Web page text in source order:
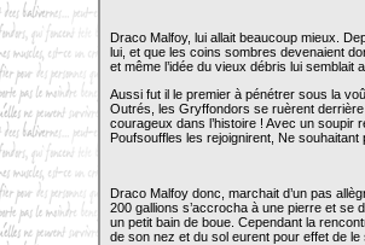
Draco Malfoy, lui allait beaucoup mieux.
lui, et que les coins sombres devenaient
et même l’idée du vieux débris lui semblait
Aussi fut il le premier à pénétrer sous la
Outrés, les Gryffondors se ruèrent derrière
courageux dans l’histoire ! Avec un soupir
Poufsouffles les rejoignirent, Ne
Draco Malfoy donc, marchait d’un pas
200 gallions s’accrocha à une pierre et
un petit bain de boue. Cependant la
de son nez et du sol eurent pour effet de